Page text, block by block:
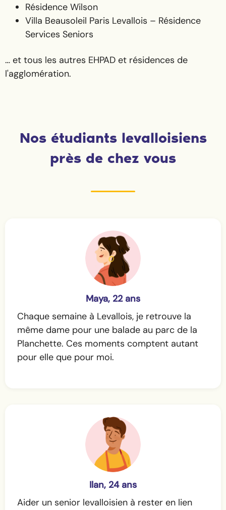
Résidence Wilson
Villa Beausoleil Paris Levallois – Résidence
Services Seniors
… et tous les autres EHPAD et résidences de
l'agglomération.
Nos étudiants levalloisiens
près de chez vous
Maya, 22 ans
Chaque semaine à Levallois, je retrouve la
même dame pour une balade au parc de la
Planchette. Ces moments comptent autant
pour elle que pour moi.
Ilan, 24 ans
Aider un senior levalloisien à rester en lien